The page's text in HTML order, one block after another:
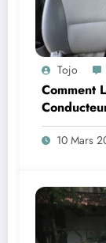
Tojo
Comment
10 Mars